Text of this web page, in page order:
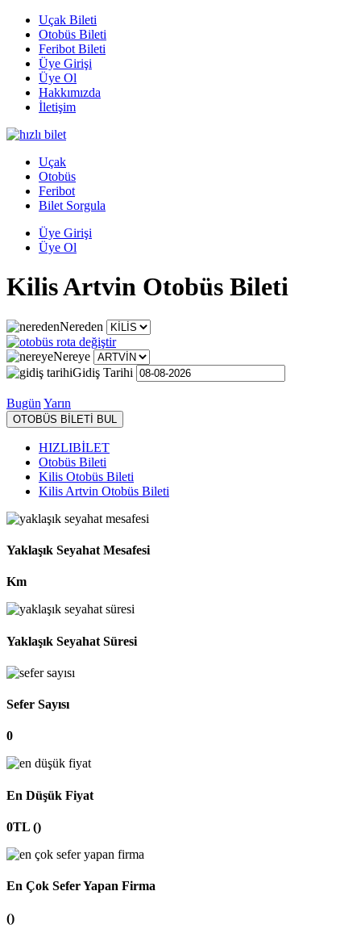
Uçak Bileti
Otobüs Bileti
Feribot Bileti
Üye Girişi
Üye Ol
Hakkımızda
İletişim
Uçak
Otobüs
Feribot
Bilet Sorgula
Üye Girişi
Üye Ol
Kilis Artvin Otobüs Bileti
Nereden
Nereye
Gidiş Tarihi
Bugün Yarın
OTOBÜS BİLETİ BUL
HIZLIBİLET
Otobüs Bileti
Kilis Otobüs Bileti
Kilis Artvin Otobüs Bileti
Yaklaşık Seyahat Mesafesi
Km
Yaklaşık Seyahat Süresi
Sefer Sayısı
0
En Düşük Fiyat
0TL ()
En Çok Sefer Yapan Firma
()